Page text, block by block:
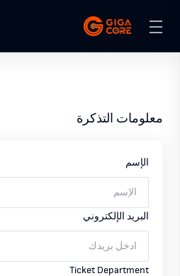
معلومات التذكرة
الإسم
البريد الإلكتروني
Ticket Department